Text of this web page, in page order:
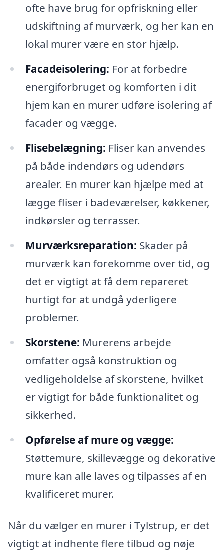
ofte have brug for opfriskning eller
udskiftning af murværk, og her kan en
lokal murer være en stor hjælp.
Facadeisolering: For at forbedre
energiforbruget og komforten i dit
hjem kan en murer udføre isolering af
facader og vægge.
Flisebelægning: Fliser kan anvendes
på både indendørs og udendørs
arealer. En murer kan hjælpe med at
lægge fliser i badeværelser, køkkener,
indkørsler og terrasser.
Murværksreparation: Skader på
murværk kan forekomme over tid, og
det er vigtigt at få dem repareret
hurtigt for at undgå yderligere
problemer.
Skorstene: Murerens arbejde
omfatter også konstruktion og
vedligeholdelse af skorstene, hvilket
er vigtigt for både funktionalitet og
sikkerhed.
Opførelse af mure og vægge:
Støttemure, skillevægge og dekorative
mure kan alle laves og tilpasses af en
kvalificeret murer.
Når du vælger en murer i Tylstrup, er det
vigtigt at indhente flere tilbud og nøje